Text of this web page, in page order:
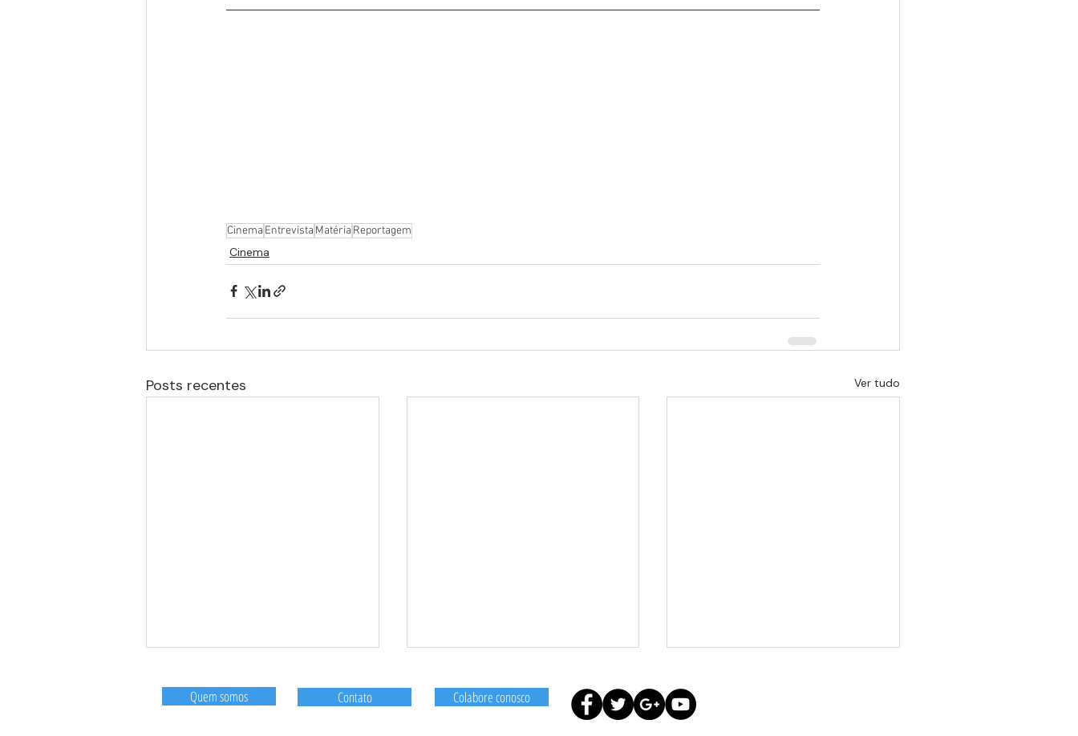
Cinema Entrevista Matéria Reportagem
Cinema
Posts recentes Ver tudo
Quem somos Contato Colabore conosco